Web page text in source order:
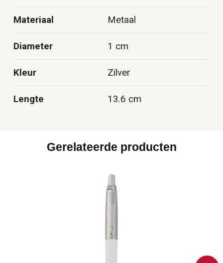
Materiaal Metaal
Diameter 1 cm
Kleur Zilver
Lengte 13.6 cm
Gerelateerde producten